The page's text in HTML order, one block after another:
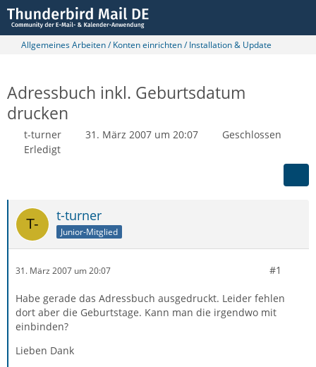
Allgemeines Arbeiten / Konten einrichten / Installation & Update
Adressbuch inkl. Geburtsdatum
drucken
t-turner 31. März 2007 um 20:07
Geschlossen
Erledigt
t-turner
Junior-Mitglied
31. März 2007 um 20:07 #1
Habe gerade das Adressbuch ausgedruckt. Leider fehlen
dort aber die Geburtstage. Kann man die irgendwo mit
einbinden?
Lieben Dank